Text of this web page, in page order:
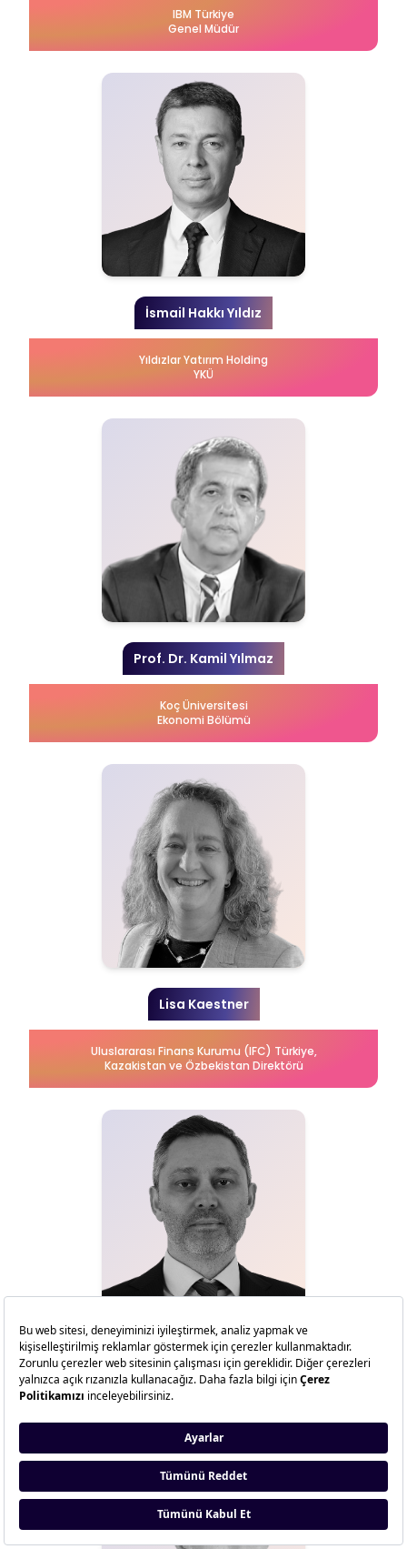
IBM Türkiye
Genel Müdür
İsmail Hakkı Yıldız
Yıldızlar Yatırım Holding
YKÜ
Prof. Dr. Kamil Yılmaz
Koç Üniversitesi
Ekonomi Bölümü
Lisa Kaestner
Uluslararası Finans Kurumu (IFC) Türkiye,
Kazakistan ve Özbekistan Direktörü
Dr. M. Emre Çamlıbel
RePie Yatırım Holding